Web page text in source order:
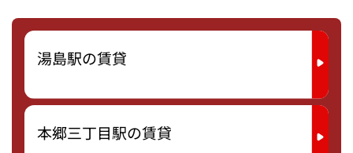
湯島駅の賃貸
本郷三丁目駅の賃貸